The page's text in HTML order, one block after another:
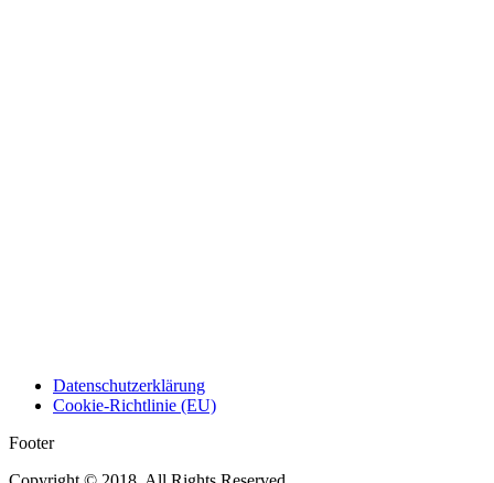
Datenschutzerklärung
Cookie-Richtlinie (EU)
Footer